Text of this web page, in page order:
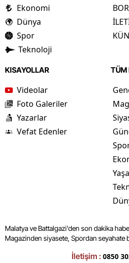
Ekonomi
Dünya
Spor
Teknoloji
KISAYOLLAR
Videolar
Foto Galeriler
Yazarlar
Vefat Edenler
TÜM
Malatya ve Battalgazi'den son dakika
Magazinden siyasete, Spordan seyahate
İletişim : 0850